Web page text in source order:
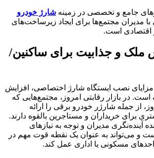
جامع و تخصصی در زمینه شارژ خودرو
با مدیران مجتمع‌ها برای ایجاد زیرساخت‌های
اقتصادی است.
ملک و جذابیت برای ساکنین/
نصب ایستگاه شارژ اختصاصی، افزایش
در بازار رقابتی امروز، مجتمع‌هایی که
از جمله شارژر خودرو برقی را ارائه
برای خریداران و مستاجرین بالقوه دارند.
آینده‌نگری مدیران و توجه به نیازهای
و می‌تواند به عنوان یک نقطه قوت مهم در
مسکونی یا اداری عمل کند.